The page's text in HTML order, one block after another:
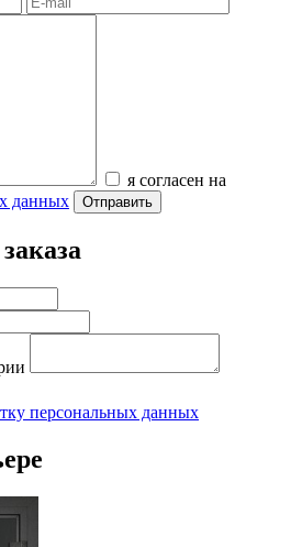
я согласен на
данных
Отправить
персональных данных